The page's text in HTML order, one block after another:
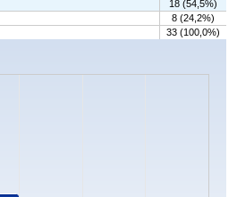
18 (54,5%)
8 (24,2%)
33 (100,0%)